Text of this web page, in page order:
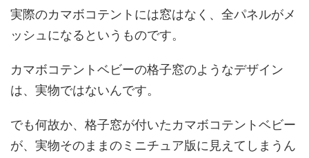
実際のカマボコテントには窓はなく、全パネルがメ
ッシュになるというものです。
カマボコテントベビーの格子窓のようなデザイン
は、実物ではないんです。
でも何故か、格子窓が付いたカマボコテントベビー
が、実物そのままのミニチュア版に見えてしまうん